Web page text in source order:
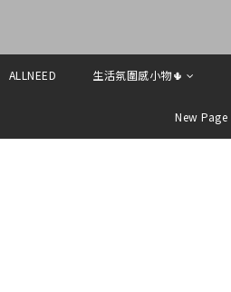
ALLNEED 生活氛圍感小物🌵
New Page